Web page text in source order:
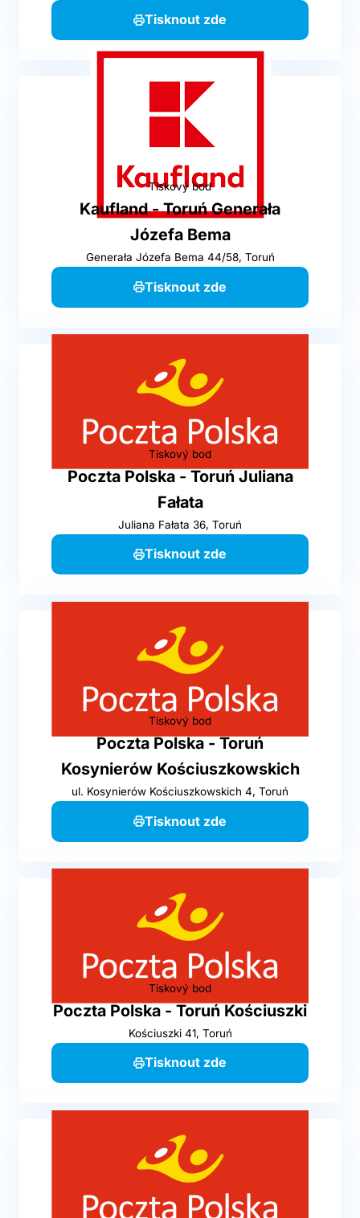
Tisknout zde
Tiskový bod
Kaufland - Toruń Generała
Józefa Bema
Generała Józefa Bema 44/58, Toruń
Tisknout zde
Tiskový bod
Poczta Polska - Toruń Juliana
Fałata
Juliana Fałata 36, Toruń
Tisknout zde
Tiskový bod
Poczta Polska - Toruń
Kosynierów Kościuszkowskich
ul. Kosynierów Kościuszkowskich 4, Toruń
Tisknout zde
Tiskový bod
Poczta Polska - Toruń Kościuszki
Kościuszki 41, Toruń
Tisknout zde